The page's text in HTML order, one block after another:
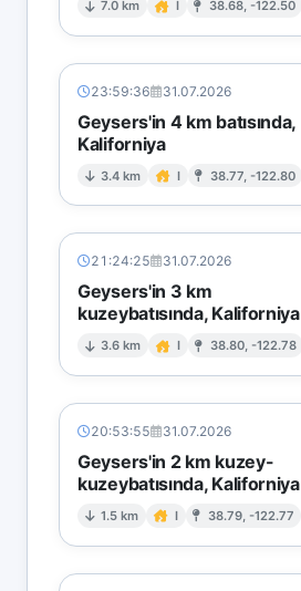
7.0 km I 38.68, -122.50
23:59:36 31.07.2026
Geysers'in 4 km batısında,
Kaliforniya
3.4 km I 38.77, -122.80
21:24:25 31.07.2026
Geysers'in 3 km
kuzeybatısında, Kaliforniya
3.6 km I 38.80, -122.78
20:53:55 31.07.2026
Geysers'in 2 km kuzey-
kuzeybatısında, Kaliforniya
1.5 km I 38.79, -122.77